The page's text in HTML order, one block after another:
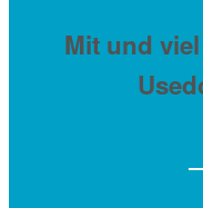
Mit und viel